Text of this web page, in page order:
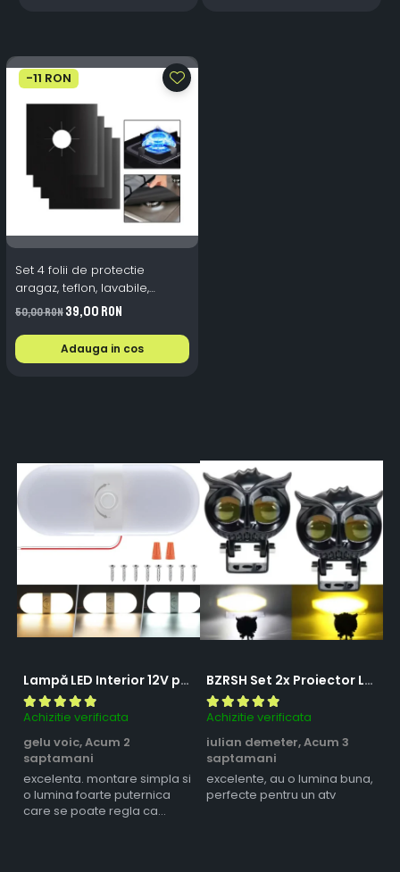
-11 RON
Set 4 folii de protectie
aragaz, teflon, lavabile,
reutilizabile, Negru/Gri
50,00 RON39,00 RON
Adauga in cos
Lampă LED Interior 12V pentru Dubă, Camper și Rulotă - 180LED, 33 cm, 3 Temperaturii de Culoare, Intensitate Reglabilă, Iluminare Compartiment Marfă
Achizitie verificata
gelu voic,Acum 2
saptamani
excelenta. montare simpla si
o lumina foarte puternica
care se poate regla ca
BZRSH Set 2x Proiector LED Bufnita 50W Lupa 2 Faze Alb-Galben 12-24V Moto ATV
Achizitie verificata
iulian demeter,Acum 3
saptamani
excelente, au o lumina buna,
perfecte pentru un atv